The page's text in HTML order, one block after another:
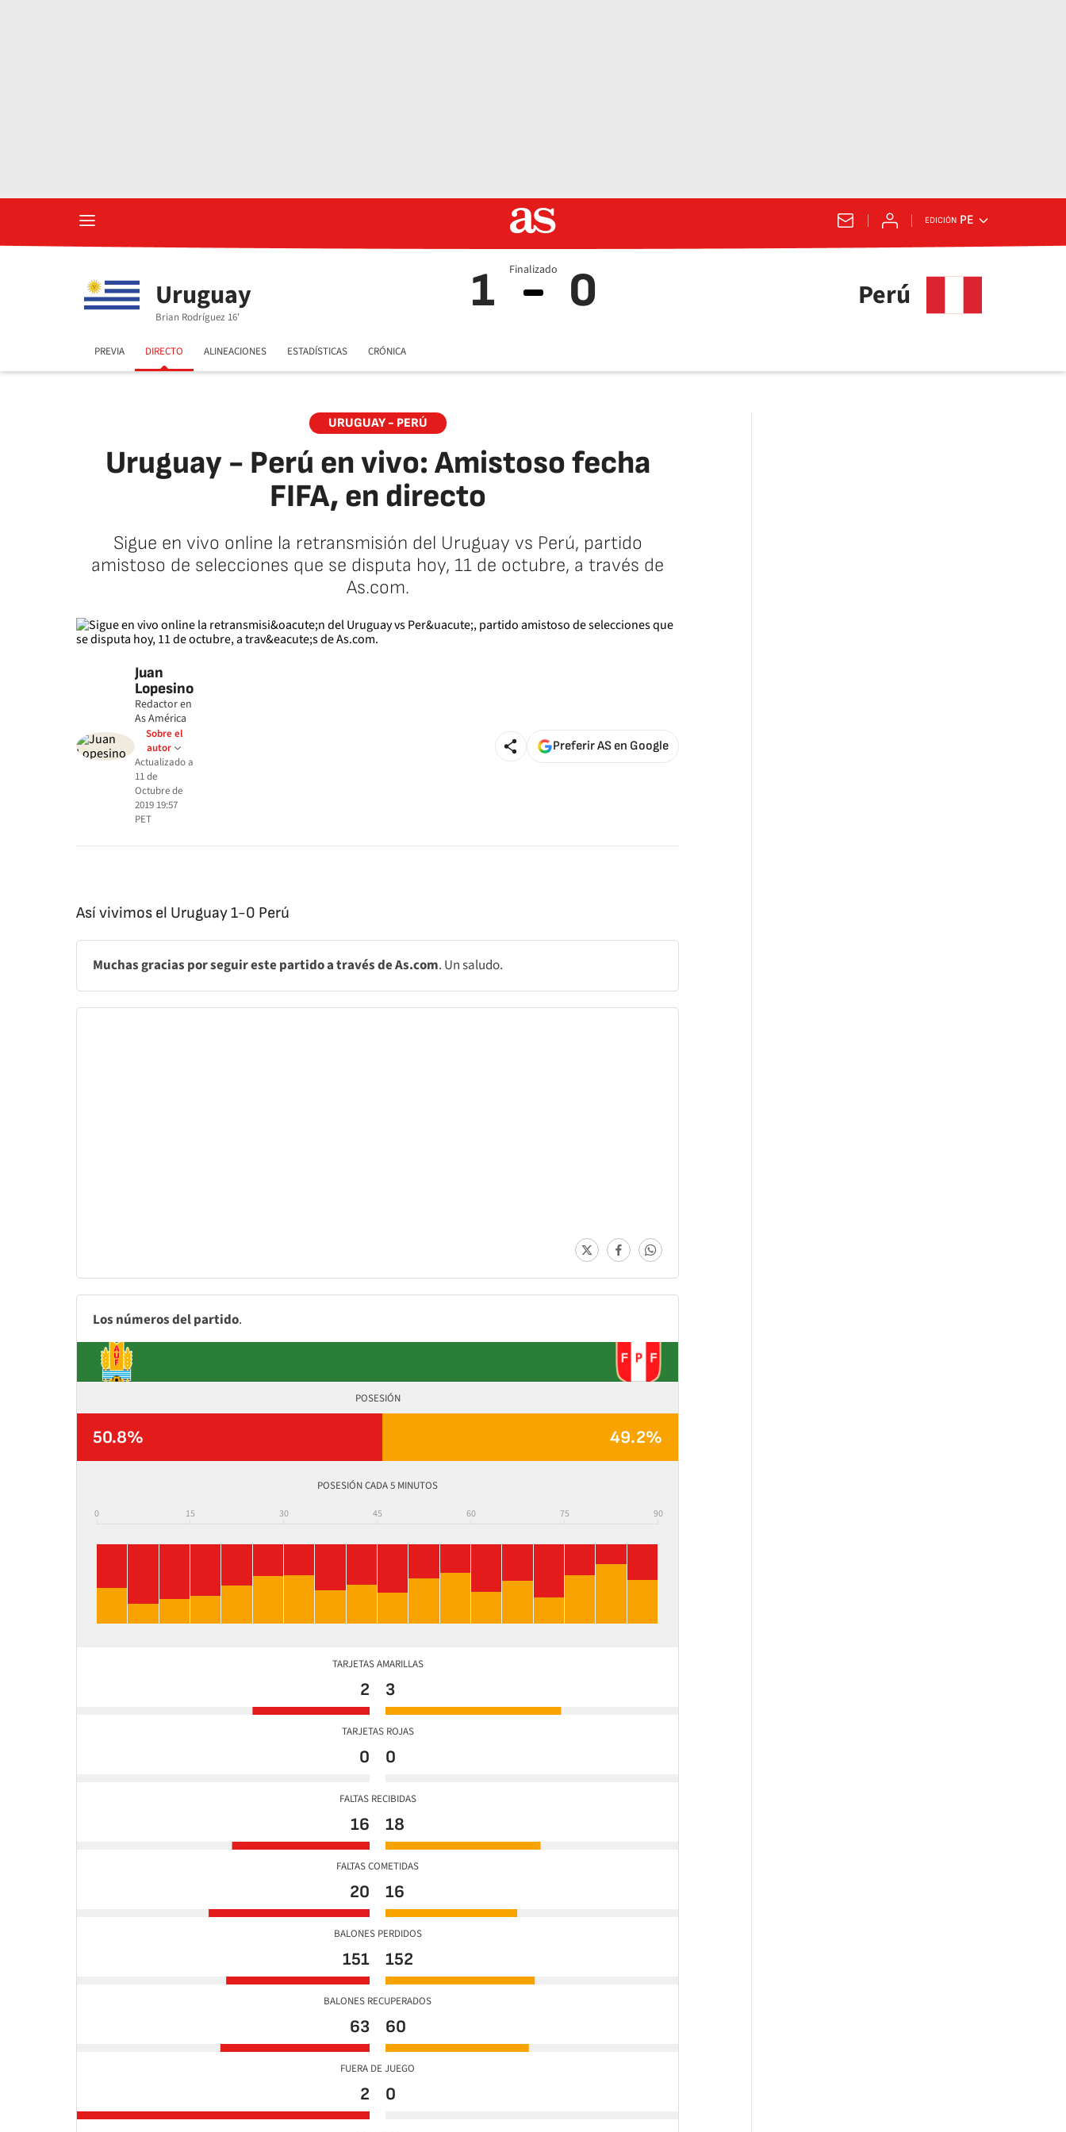
EDICIÓN PE
Uruguay 1
Brian Rodríguez 16'
Perú
0
Finalizado
PREVIA DIRECTO ALINEACIONES ESTADÍSTICAS CRÓNICA
URUGUAY - PERÚ
Uruguay - Perú en vivo: Amistoso fecha
FIFA, en directo
Sigue en vivo online la retransmisión del Uruguay vs Perú, partido
amistoso de selecciones que se disputa hoy, 11 de octubre, a través de
As.com.
Juan
Lopesino
Redactor en
As América
Sobre el
autor
Actualizado a
11 de
Octubre de
2019 19:57
PET
Preferir AS en Google
Así vivimos el Uruguay 1-0 Perú
Muchas gracias por seguir este partido a través de As.com. Un saludo.
Los números del partido.
POSESIÓN
50.8% 49.2%
POSESIÓN CADA 5 MINUTOS
0 15 30 45 60 75 90
TARJETAS AMARILLAS
2 3
TARJETAS ROJAS
0 0
FALTAS RECIBIDAS
16 18
FALTAS COMETIDAS
20 16
BALONES PERDIDOS
151 152
BALONES RECUPERADOS
63 60
FUERA DE JUEGO
2 0